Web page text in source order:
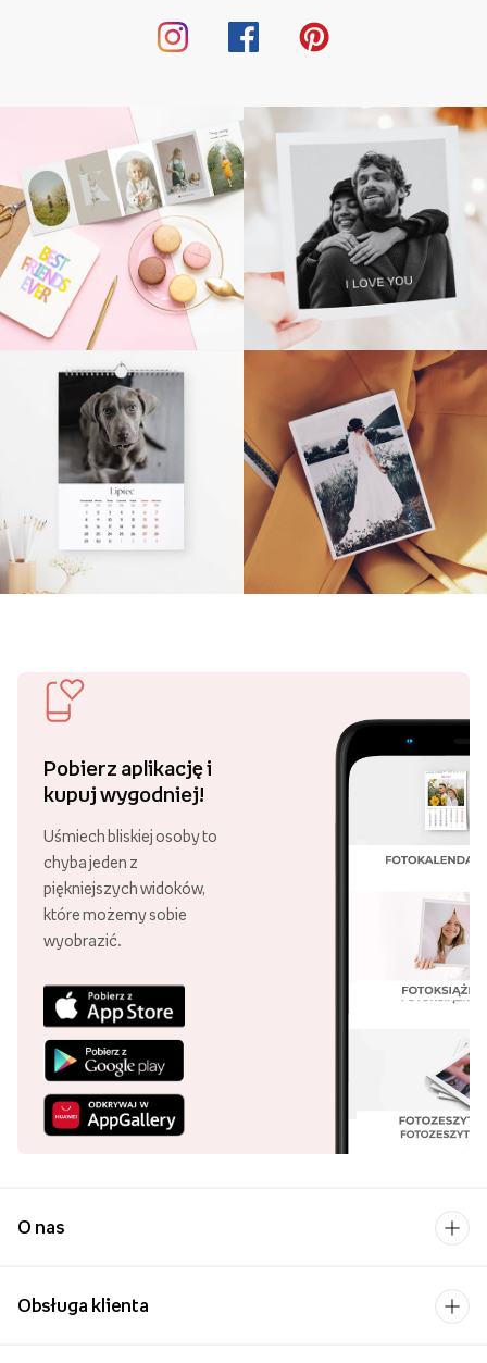
Pobierz aplikację i
kupuj wygodniej!
Uśmiech bliskiej osoby to
chyba jeden z
piękniejszych widoków,
które możemy sobie
wyobrazić.
O nas
Obsługa klienta